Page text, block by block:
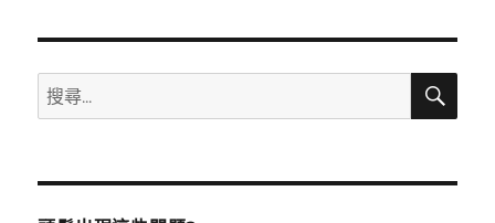
搜
尋
鍵
搜